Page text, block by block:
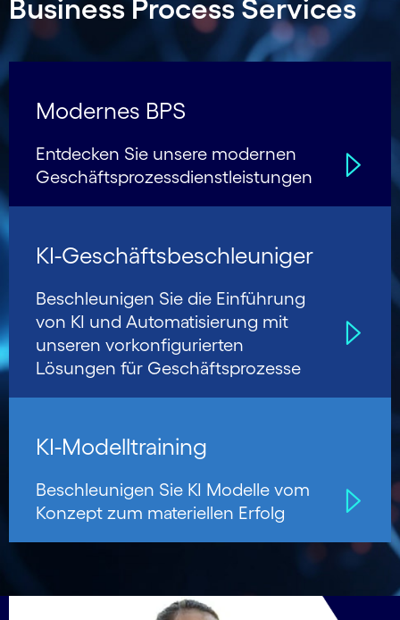
Business Process Services
Modernes BPS
Entdecken Sie unsere modernen
Geschäfts­prozess­dienstleistungen
KI-Geschäfts­beschleu­niger
Beschleunigen Sie die Einführung
von KI und Auto­mati­sierung mit
unseren vorkon­figurierten
Lösungen für Geschäfts­prozesse
KI-Modelltraining
Beschleunigen Sie KI Modelle vom
Konzept zum materiellen Erfolg